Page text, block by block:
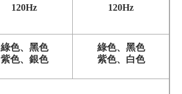
120Hz 120Hz
綠色、黑色
紫色、銀色
綠色、黑色
紫色、白色